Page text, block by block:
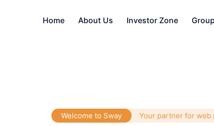
Home About Us Investor Zone
Welcome to Sway Your partner for web